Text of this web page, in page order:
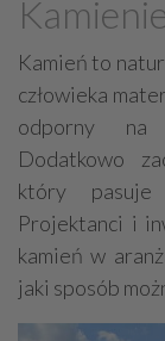
Farby, kleje,
Cegły,
Techniki
Beton
Izolacje
Stal, wyroby
Tworzywa
Filtry
Kamień to
człowieka
odporny na
Dodatkowo
który pasuje
Projektanci i
kamień w
jaki sposób